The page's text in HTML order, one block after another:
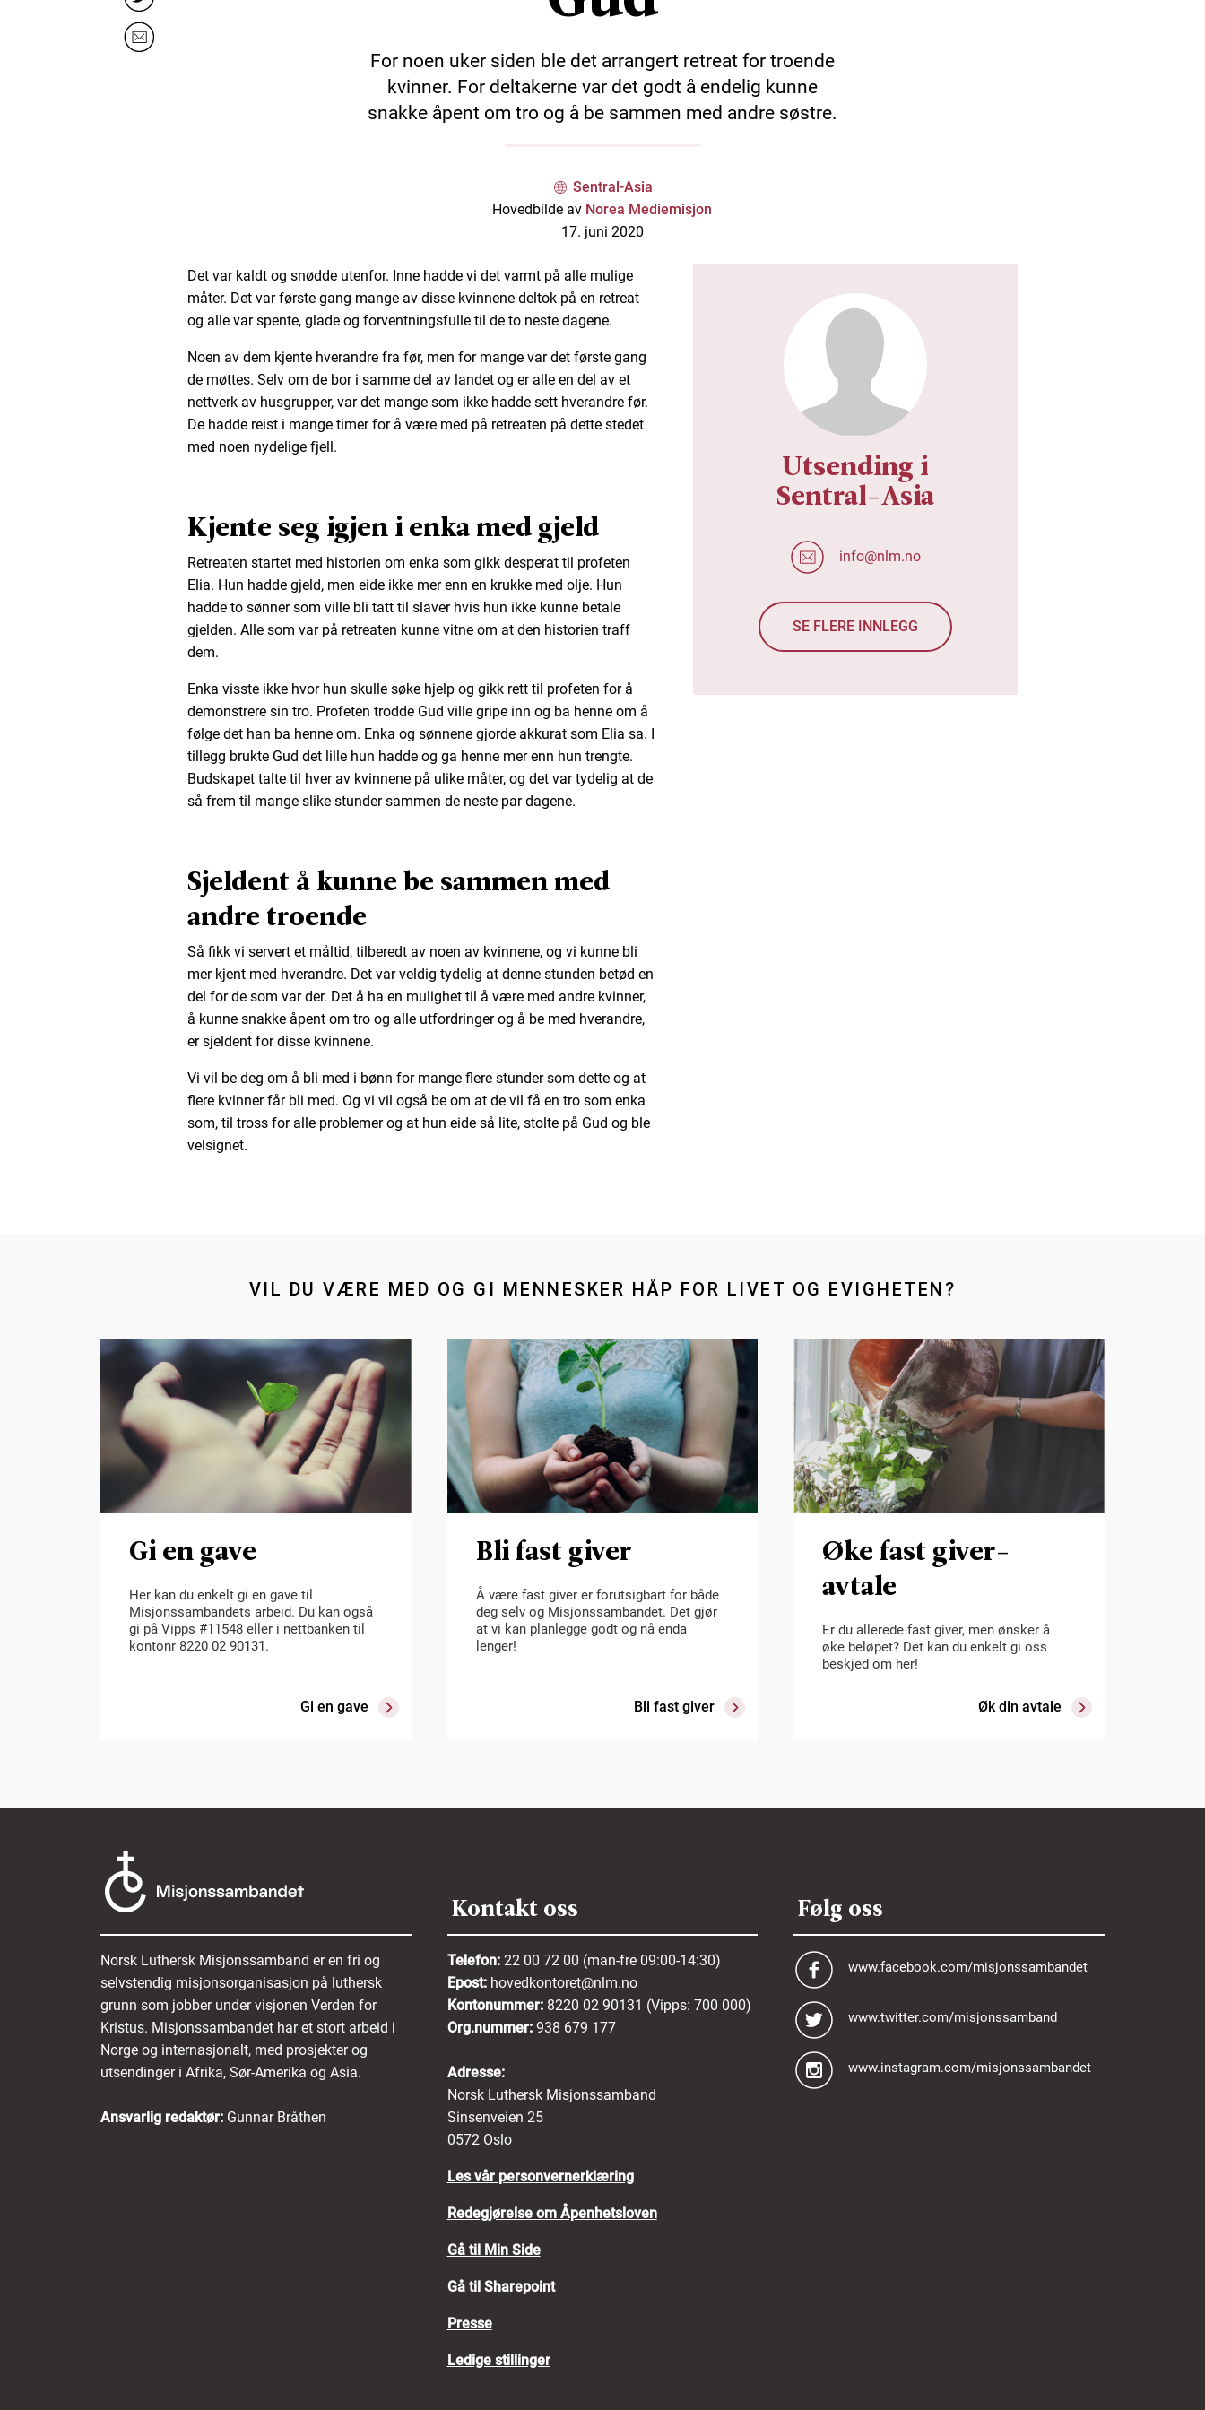
For noen uker siden ble det arrangert retreat for troende
kvinner. For deltakerne var det godt å endelig kunne
snakke åpent om tro og å be sammen med andre søstre.
Sentral-Asia
Hovedbilde av Norea Mediemisjon
17. juni 2020
Det var kaldt og snødde utenfor. Inne hadde vi det varmt på alle mulige
måter. Det var første gang mange av disse kvinnene deltok på en retreat
og alle var spente, glade og forventningsfulle til de to neste dagene.
Noen av dem kjente hverandre fra før, men for mange var det første gang
de møttes. Selv om de bor i samme del av landet og er alle en del av et
nettverk av husgrupper, var det mange som ikke hadde sett hverandre før.
De hadde reist i mange timer for å være med på retreaten på dette stedet
med noen nydelige fjell.
Kjente seg igjen i enka med gjeld
Retreaten startet med historien om enka som gikk desperat til profeten
Elia. Hun hadde gjeld, men eide ikke mer enn en krukke med olje. Hun
hadde to sønner som ville bli tatt til slaver hvis hun ikke kunne betale
gjelden. Alle som var på retreaten kunne vitne om at den historien traff
dem.
Enka visste ikke hvor hun skulle søke hjelp og gikk rett til profeten for å
demonstrere sin tro. Profeten trodde Gud ville gripe inn og ba henne om å
følge det han ba henne om. Enka og sønnene gjorde akkurat som Elia sa. I
tillegg brukte Gud det lille hun hadde og ga henne mer enn hun trengte.
Budskapet talte til hver av kvinnene på ulike måter, og det var tydelig at de
så frem til mange slike stunder sammen de neste par dagene.
Sjeldent å kunne be sammen med
andre troende
Så fikk vi servert et måltid, tilberedt av noen av kvinnene, og vi kunne bli
mer kjent med hverandre. Det var veldig tydelig at denne stunden betød en
del for de som var der. Det å ha en mulighet til å være med andre kvinner,
å kunne snakke åpent om tro og alle utfordringer og å be med hverandre,
er sjeldent for disse kvinnene.
Vi vil be deg om å bli med i bønn for mange flere stunder som dette og at
flere kvinner får bli med. Og vi vil også be om at de vil få en tro som enka
som, til tross for alle problemer og at hun eide så lite, stolte på Gud og ble
velsignet.
Utsending i
Sentral-Asia
info@nlm.no
SE FLERE INNLEGG
VIL DU VÆRE MED OG GI MENNESKER HÅP FOR LIVET OG EVIGHETEN?
Gi en gave
Her kan du enkelt gi en gave til
Misjonssambandets arbeid. Du kan også
gi på Vipps #11548 eller i nettbanken til
kontonr 8220 02 90131.
Gi en gave
Bli fast giver
Å være fast giver er forutsigbart for både
deg selv og Misjonssambandet. Det gjør
at vi kan planlegge godt og nå enda
lenger!
Bli fast giver
Øke fast giver-
avtale
Er du allerede fast giver, men ønsker å
øke beløpet? Det kan du enkelt gi oss
beskjed om her!
Øk din avtale
Norsk Luthersk Misjonssamband er en fri og
selvstendig misjonsorganisasjon på luthersk
grunn som jobber under visjonen Verden for
Kristus. Misjonssambandet har et stort arbeid i
Norge og internasjonalt, med prosjekter og
utsendinger i Afrika, Sør-Amerika og Asia.
Ansvarlig redaktør: Gunnar Bråthen
Kontakt oss
Telefon: 22 00 72 00 (man-fre 09:00-14:30)
Epost: hovedkontoret@nlm.no
Kontonummer: 8220 02 90131 (Vipps: 700 000)
Org.nummer: 938 679 177
Adresse:
Norsk Luthersk Misjonssamband
Sinsenveien 25
0572 Oslo
Les vår personvernerklæring
Redegjørelse om Åpenhetsloven
Gå til Min Side
Gå til Sharepoint
Presse
Ledige stillinger
Følg oss
www.facebook.com/misjonssambandet
www.twitter.com/misjonssamband
www.instagram.com/misjonssambandet